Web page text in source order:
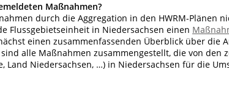
Maßnahmen?
durch die Aggregation in den HWRM-Plänen
Flussgebietseinheit in Niedersachsen einen
einen zusammenfassenden Überblick über die
sind alle Maßnahmen zusammengestellt, die von den
Land Niedersachsen, …) in Niedersachsen für die